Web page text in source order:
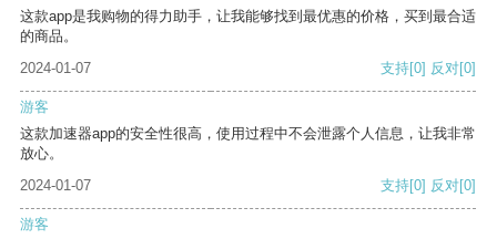
这款app是我购物的得力助手，让我能够找到最优惠的价格，买到最合适
的商品。
2024-01-07
支持[0] 反对[0]
游客
这款加速器app的安全性很高，使用过程中不会泄露个人信息，让我非常
放心。
2024-01-07
支持[0] 反对[0]
游客